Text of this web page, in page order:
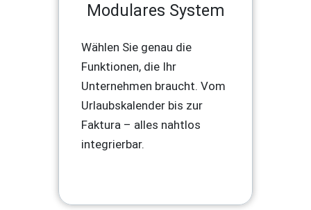
Modulares System
Wählen Sie genau die
Funktionen, die Ihr
Unternehmen braucht. Vom
Urlaubskalender bis zur
Faktura – alles nahtlos
integrierbar.